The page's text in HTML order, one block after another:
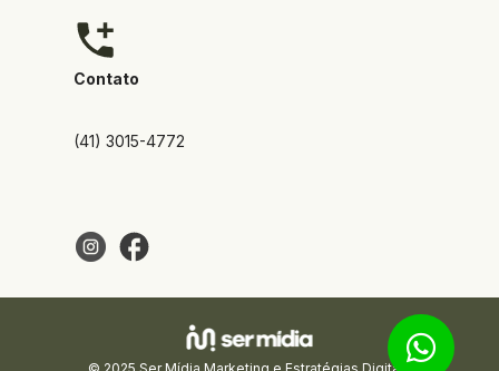
Contato
(41) 3015-4772